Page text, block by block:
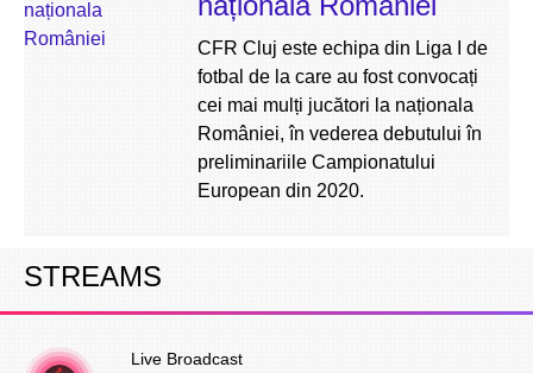
CFR Cluj este echipa din Liga I de
fotbal de la care au fost convocați
cei mai mulți jucători la naționala
României, în vederea debutului în
preliminariile Campionatului
European din 2020.
STREAMS
Live Broadcast